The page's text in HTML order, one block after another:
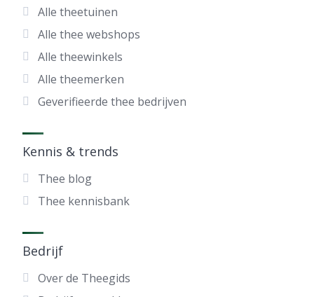
Alle theetuinen
Alle thee webshops
Alle theewinkels
Alle theemerken
Geverifieerde thee bedrijven
Kennis & trends
Thee blog
Thee kennisbank
Bedrijf
Over de Theegids